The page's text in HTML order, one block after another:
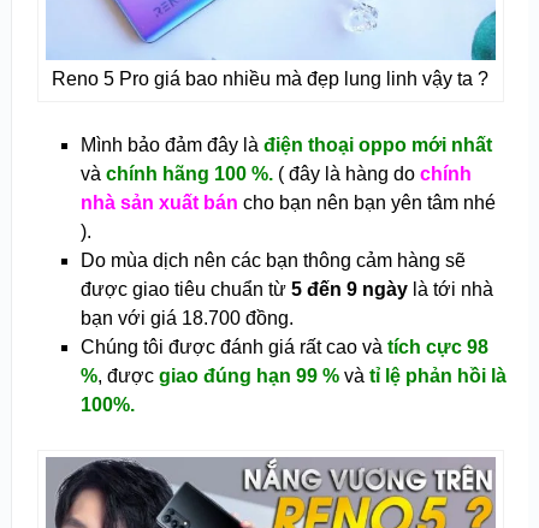
Reno 5 Pro giá bao nhiều mà đẹp lung linh vậy ta ?
Mình bảo đảm đây là điện thoại oppo mới nhất
và chính hãng 100 %.( đây là hàng do chính
nhà sản xuất bán cho bạn nên bạn yên tâm nhé
).
Do mùa dịch nên các bạn thông cảm hàng sẽ
được giao tiêu chuẩn từ5 đến 9 ngàylà tới nhà
bạn với giá 18.700 đồng.
Chúng tôi được đánh giá rất cao và tích cực 98
%, được giao đúng hạn 99 %và tỉ lệ phản hồi là
100%.